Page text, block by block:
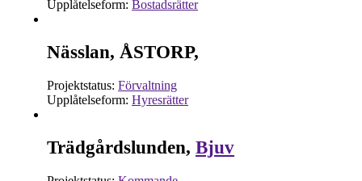
Upplåtelseform: Bostadsrätter
Nässlan, ÅSTORP,
Projektstatus: Förvaltning
Upplåtelseform: Hyresrätter
Trädgårdslunden, Bjuv